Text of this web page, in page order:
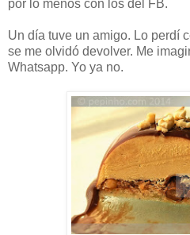
por lo menos con los del FB.
Un día tuve un amigo. Lo perdí
se me olvidó devolver. Me
Whatsapp. Yo ya no.